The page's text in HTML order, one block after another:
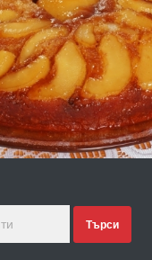
Работа за общи
Първи поход "По
Търси